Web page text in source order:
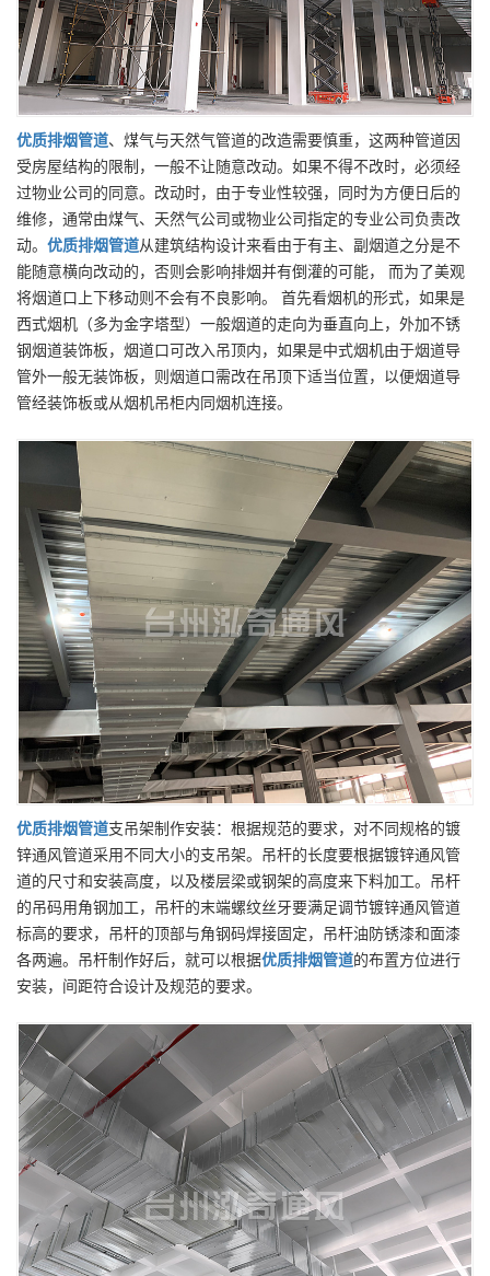
优质排烟管道、煤气与天然气管道的改造需要慎重，这两种管道因
受房屋结构的限制，一般不让随意改动。如果不得不改时，必须经
过物业公司的同意。改动时，由于专业性较强，同时为方便日后的
维修，通常由煤气、天然气公司或物业公司指定的专业公司负责改
动。 优质排烟管道从建筑结构设计来看由于有主、副烟道之分是不
能随意横向改动的，否则会影响排烟并有倒灌的可能， 而为了美观
将烟道口上下移动则不会有不良影响。 首先看烟机的形式，如果是
西式烟机（多为金字塔型）一般烟道的走向为垂直向上，外加不锈
钢烟道装饰板，烟道口可改入吊顶内，如果是中式烟机由于烟道导
管外一般无装饰板，则烟道口需改在吊顶下适当位置，以便烟道导
管经装饰板或从烟机吊柜内同烟机连接。
优质排烟管道支吊架制作安装：根据规范的要求，对不同规格的镀
锌通风管道采用不同大小的支吊架。吊杆的长度要根据镀锌通风管
道的尺寸和安装高度，以及楼层梁或钢架的高度来下料加工。吊杆
的吊码用角钢加工，吊杆的末端螺纹丝牙要满足调节镀锌通风管道
标高的要求，吊杆的顶部与角钢码焊接固定，吊杆油防锈漆和面漆
各两遍。吊杆制作好后，就可以根据优质排烟管道的布置方位进行
安装，间距符合设计及规范的要求。